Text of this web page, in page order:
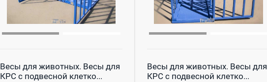
Весы для животных. Весы для
КРС с подвесной клетко...
Весы для животных. Весы для
КРС с подвесной клетко...